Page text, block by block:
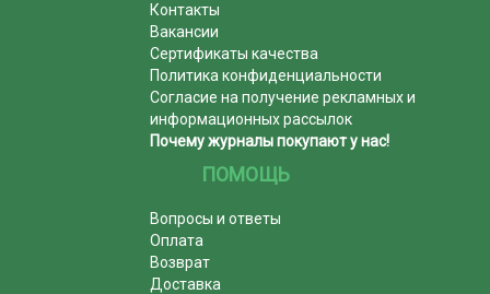
Контакты
Вакансии
Сертификаты качества
Политика конфиденциальности
Согласие на получение рекламных и
информационных рассылок
Почему журналы покупают у нас!
ПОМОЩЬ
Вопросы и ответы
Оплата
Возврат
Доставка